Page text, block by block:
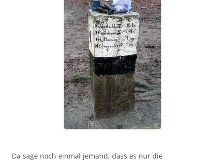
Da sage noch einmal jemand, dass es nur die